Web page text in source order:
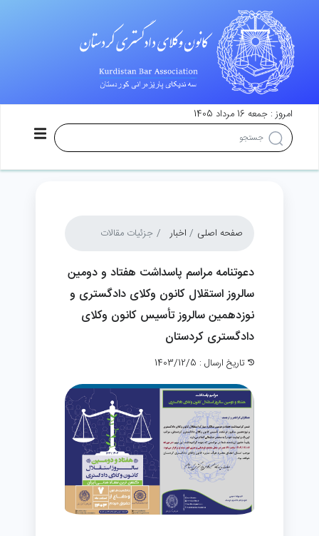
امروز : جمعه 16 مرداد 1405
صفحه اصلی اخبار جزئیات مقالات
دعوتنامه مراسم پاسداشت هفتاد و دومین
سالروز استقلال کانون وکلای دادگستری و
نوزدهمین سالروز تأسیس کانون وکلای
دادگستری کردستان
تاریخ ارسال : 1403/12/5